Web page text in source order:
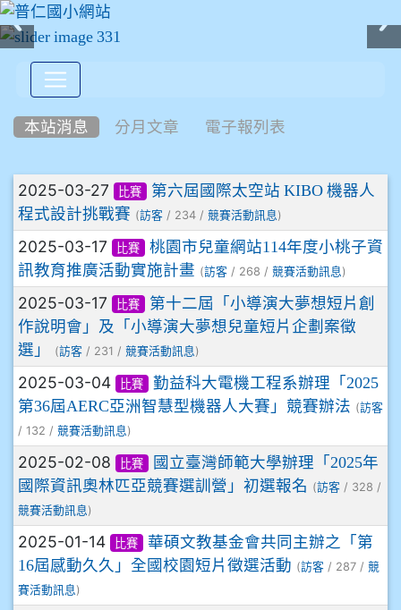
本站消息 分月文章 電子報列表
文章列表
2025-03-27 比賽
第六屆國際太空站 KIBO 機器人
程式設計挑戰賽 (訪客 / 234 / 競賽活動訊息 )
2025-03-17 比賽
桃園市兒童網站114年度小桃子資
訊教育推廣活動實施計畫 (訪客 / 268 / 競賽活動訊息 )
2025-03-17 比賽
第十二屆「小導演大夢想短片創
作說明會」及「小導演大夢想兒童短片企劃案徵
選」
(訪客 / 231 / 競賽活動訊息 )
2025-03-04 比賽
勤益科大電機工程系辦理「2025
第36屆AERC亞洲智慧型機器人大賽」競賽辦法 (訪客
/ 132 / 競賽活動訊息 )
2025-02-08 比賽
國立臺灣師範大學辦理「2025年
國際資訊奧林匹亞競賽選訓營」初選報名 (訪客 / 328 /
競賽活動訊息 )
2025-01-14 比賽
華碩文教基金會共同主辦之「第
16屆感動久久」全國校園短片徵選活動 (訪客 / 287 / 競
賽活動訊息 )